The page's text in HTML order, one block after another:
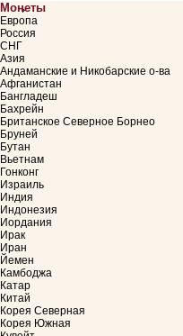
Монеты
Европа
Россия
СНГ
Азия
Андаманские и Никобарские о-ва
Афганистан
Бангладеш
Бахрейн
Британское Северное Борнео
Бруней
Бутан
Вьетнам
Гонконг
Израиль
Индия
Индонезия
Иордания
Ирак
Иран
Йемен
Камбоджа
Катар
Китай
Корея Северная
Корея Южная